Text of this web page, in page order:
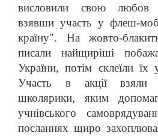
висловили свою любов
взявши участь у флеш-
країну". На жовто-
писали найщиріші
України, потім склеїли їх
Участь в акції взяли
школярики, яким
учнівського
посланнях щиро